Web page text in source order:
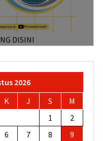
DISINI
2026
K J S
M
1
2
6 7 8
9